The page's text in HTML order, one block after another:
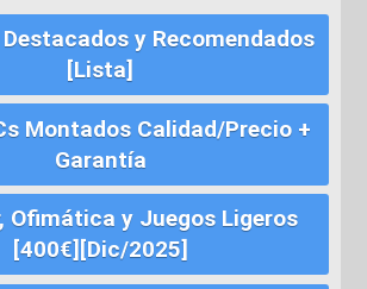
y Recomendados
[Lista]
Montados Calidad/Precio +
Garantía
Ofimática y Juegos Ligeros
[400€][Dic/2025]